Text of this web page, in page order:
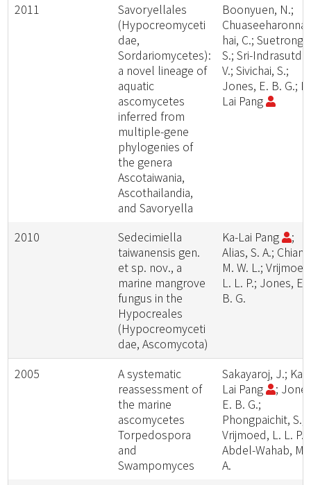
2011
Savoryellales
(Hypocreomyceti
dae,
Sordariomycetes):
a novel lineage of
aquatic
ascomycetes
inferred from
multiple-gene
phylogenies of
the genera
Ascotaiwania,
Ascothailandia,
and Savoryella
Boonyuen, N.;
hai, C.; Suetrong,
S.; Sri-
V.; Sivichai, S.;
Jones, E. B. G.;
Lai Pang
2010
Sedecimiella
taiwanensis gen.
et sp. nov., a
marine mangrove
fungus in the
Hypocreales
(Hypocreomyceti
dae, Ascomycota)
Ka-Lai Pang
;
Alias, S. A.;
M. W. L.;
L. L. P.; Jones, E.
B. G.
2005
A systematic
reassessment of
the marine
ascomycetes
Torpedospora
and
Swampomyces
Sakayaroj, J.; Ka-
Lai Pang
;
E. B. G.;
Phongpaichit, S.;
Vrijmoed, L. L. P.;
Abdel-Wahab, M.
A.